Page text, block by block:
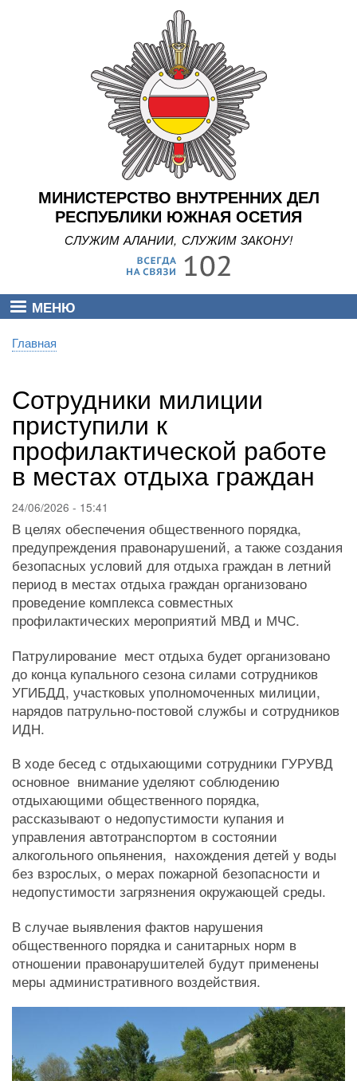
Перейти
к
основному
содержанию
МИНИСТЕРСТВО ВНУТРЕННИХ ДЕЛ
РЕСПУБЛИКИ ЮЖНАЯ ОСЕТИЯ
СЛУЖИМ АЛАНИИ, СЛУЖИМ ЗАКОНУ!
МЕНЮ
Строка
Главная
Сотрудники милиции
приступили к
профилактической работе
в местах отдыха граждан
24/06/2026 - 15:41
В целях обеспечения общественного порядка,
предупреждения правонарушений, а также создания
безопасных условий для отдыха граждан в летний
период в местах отдыха граждан организовано
проведение комплекса совместных
профилактических мероприятий МВД и МЧС.
Патрулирование мест отдыха будет организовано
до конца купального сезона силами сотрудников
УГИБДД, участковых уполномоченных милиции,
нарядов патрульно-постовой службы и сотрудников
ИДН.
В ходе бесед с отдыхающими сотрудники ГУРУВД
основное внимание уделяют соблюдению
отдыхающими общественного порядка,
рассказывают о недопустимости купания и
управления автотранспортом в состоянии
алкогольного опьянения, нахождения детей у воды
без взрослых, о мерах пожарной безопасности и
недопустимости загрязнения окружающей среды.
В случае выявления фактов нарушения
общественного порядка и санитарных норм в
отношении правонарушителей будут применены
меры административного воздействия.